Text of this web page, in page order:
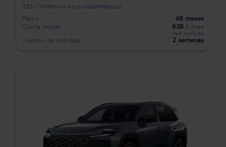
223 CVHíbrido enchufableManual
Plazo
48 meses
Cuota desde
638 €/mes
IVA incluido
Tiempo de entrega 2 semanas